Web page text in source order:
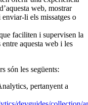
web, mostrar
li els missatges o
faciliten i supervisen la
aquesta web i les
són les següents:
pertanyent a